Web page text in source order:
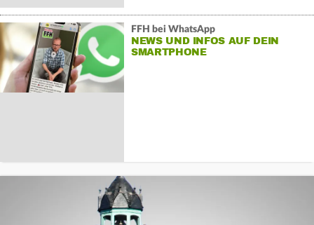
FFH bei WhatsApp
NEWS UND INFOS AUF DEIN
SMARTPHONE